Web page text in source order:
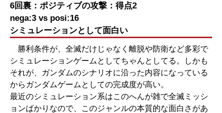
6回裏：ポジティブの攻撃：得点2
nega:3 vs posi:16
シミュレーションとして面白い
勝利条件が、全滅だけじゃなく離脱や防衛など多彩で
シミュレーションゲームとしてちゃんとしてる。しかも
それが、ガンダムのシナリオに沿った内容になっている
からガンダムゲームとしての完成度が高い。
最近のシミュレーション系はこのへんが雑で全滅ミッシ
ョンばかりなので、このジャンルの本質的な面白さがあ